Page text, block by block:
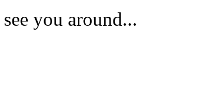
see you around...